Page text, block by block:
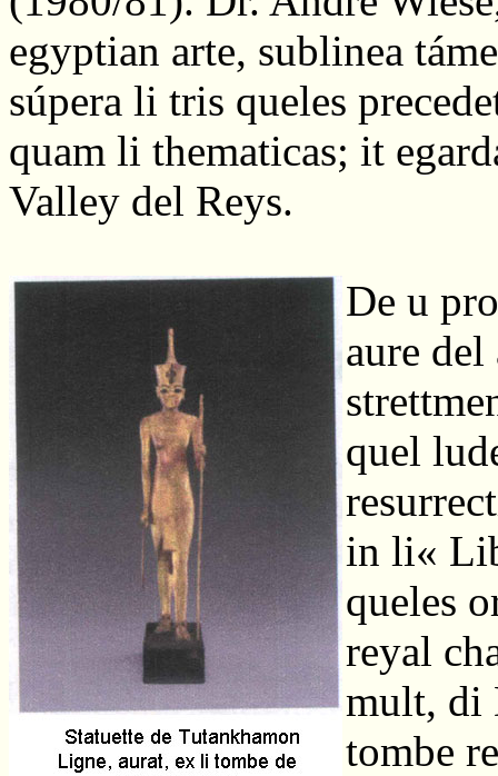
egyptian arte, sublinea
súpera li tris queles
quam li thematicas; it
Valley del Reys.
De u
aure
quel
in li«
queles
reyal
mult, di
tombe